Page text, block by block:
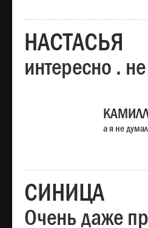
НАСТАСЬЯ
интересно .
а я не
СИНИЦА
Очень даже